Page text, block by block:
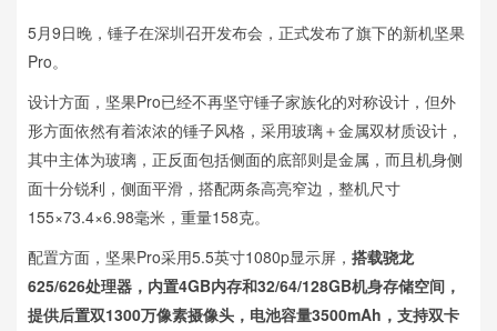
5月9日晚，锤子在深圳召开发布会，正式发布了旗下的新机坚果
Pro。
设计方面，坚果Pro已经不再坚守锤子家族化的对称设计，但外
形方面依然有着浓浓的锤子风格，采用玻璃＋金属双材质设计，
其中主体为玻璃，正反面包括侧面的底部则是金属，而且机身侧
面十分锐利，侧面平滑，搭配两条高亮窄边，整机尺寸
155×73.4×6.98毫米，重量158克。
配置方面，坚果Pro采用5.5英寸1080p显示屏， 搭载骁龙
625/626处理器，内置4GB内存和32/64/128GB机身存储空间，
提供后置双1300万像素摄像头，电池容量3500mAh，支持双卡